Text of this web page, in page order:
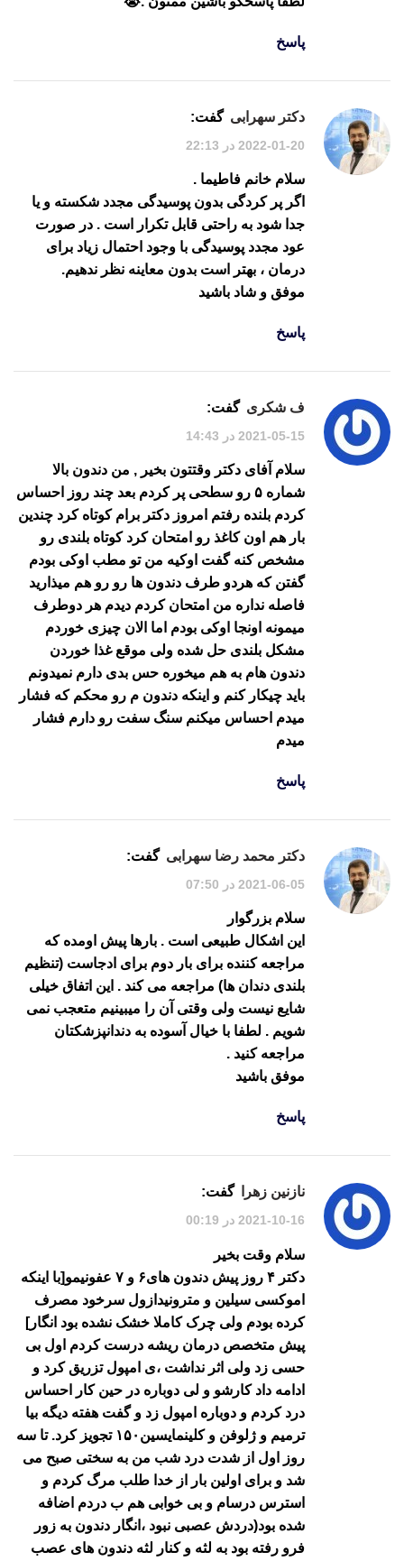
پاسخ
دکتر سهرابی گفت:
2022-01-20 در 22:13
سلام خانم فاطیما .
اگر پر کردگی بدون پوسیدگی مجدد شکسته و یا
جدا شود به راحتی قابل تکرار است . در صورت
عود مجدد پوسیدگی با وجود احتمال زیاد برای
درمان ، بهتر است بدون معاینه نظر ندهیم.
موفق و شاد باشید
پاسخ
ف شکری گفت:
2021-05-15 در 14:43
سلام آفای دکتر وقتتون بخیر , من دندون بالا
شماره ۵ رو سطحی پر کردم بعد چند روز احساس
کردم بلنده رفتم امروز دکتر برام کوتاه کرد چندین
بار هم اون کاغذ رو امتحان کرد کوتاه بلندی رو
مشخص کنه گفت اوکیه من تو مطب اوکی بودم
گفتن که هردو طرف دندون ها رو رو هم میذارید
فاصله نداره من امتحان کردم دیدم هر دوطرف
میمونه اونجا اوکی بودم اما الان چیزی خوردم
مشکل بلندی حل شده ولی موقع غذا خوردن
دندون هام به هم میخوره حس بدی دارم نمیدونم
باید چیکار کنم و اینکه دندون م رو محکم که فشار
میدم احساس میکنم سنگ سفت رو دارم فشار
میدم
پاسخ
دکتر محمد رضا سهرابی گفت:
2021-06-05 در 07:50
سلام بزرگوار
این اشکال طبیعی است . بارها پیش اومده که
مراجعه کننده برای بار دوم برای ادجاست (تنظیم
بلندی دندان ها) مراجعه می کند . این اتفاق خیلی
شایع نیست ولی وقتی آن را میبینیم متعجب نمی
شویم . لطفا با خیال آسوده به دندانپزشکتان
مراجعه کنید .
موفق باشید
پاسخ
نازنین زهرا گفت:
2021-10-16 در 00:19
سلام وقت بخیر
دکتر ۴ روز پیش دندون های۶ و ۷ عفونیمو[با اینکه
اموکسی سیلین و مترونیدازول سرخود مصرف
کرده بودم ولی چرک کاملا خشک نشده بود انگار]
پیش متخصص درمان ریشه درست کردم اول بی
حسی زد ولی اثر نداشت ،ی امپول تزریق کرد و
ادامه داد کارشو و لی دوباره در حین کار احساس
درد کردم و دوباره امپول زد و گفت هفته دیگه بیا
ترمیم و ژلوفن و کلینمایسین۱۵۰ تجویز کرد. تا سه
روز اول از شدت درد شب من به سختی صبح می
شد و برای اولین بار از خدا طلب مرگ کردم و
استرس درسام و بی خوابی هم ب دردم اضافه
شده بود(دردش عصبی نبود ،انگار دندون به زور
فرو رفته بود به لثه و کنار لثه دندون های عصب